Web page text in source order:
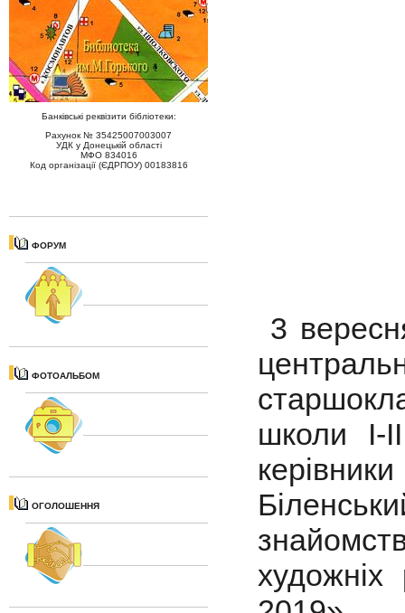
Банківські реквізити бібліотеки:
Рахунок № 35425007003007
УДК у Донецькій області
МФО 834016
Код організації (ЄДРПОУ) 00183816
ФОРУМ
ФОТОАЛЬБОМ
ОГОЛОШЕННЯ
3
школи І-